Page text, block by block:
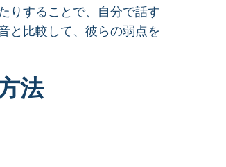
りすることで、自分で話す
と比較して、彼らの弱点を
法